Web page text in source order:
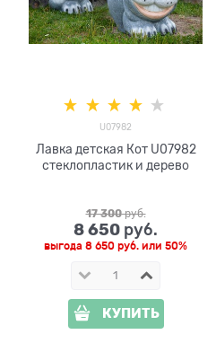
U07982
Лавка детская Кот U07982
стеклопластик и дерево
17 300 руб.
8 650 руб.
выгода 8 650 руб. или 50%
КУПИТЬ